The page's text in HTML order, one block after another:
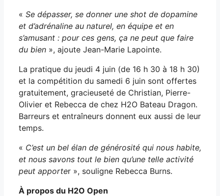
« Se dépasser, se donner une shot de dopamine
et d’adrénaline au naturel, en équipe et en
s’amusant : pour ces gens, ça ne peut que faire
du bien », ajoute Jean-Marie Lapointe.
La pratique du jeudi 4 juin (de 16 h 30 à 18 h 30)
et la compétition du samedi 6 juin sont offertes
gratuitement, gracieuseté de Christian, Pierre-
Olivier et Rebecca de chez H2O Bateau Dragon.
Barreurs et entraîneurs donnent eux aussi de leur
temps.
« C’est un bel élan de générosité qui nous habite,
et nous savons tout le bien qu’une telle activité
peut apporter », souligne Rebecca Burns.
À propos du H2O Open